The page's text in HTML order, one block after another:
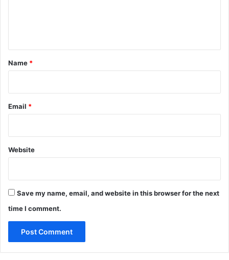
*
Name *
Email *
Website
Save my name, email, and website in this browser for the next
time I comment.